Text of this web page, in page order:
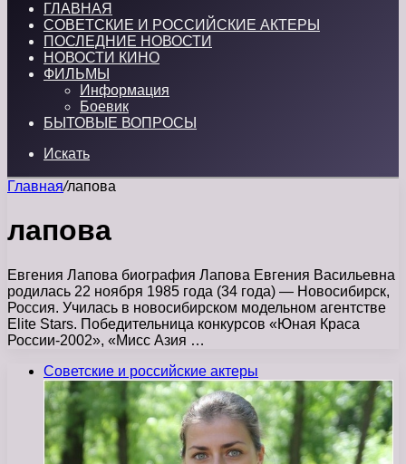
ГЛАВНАЯ
СОВЕТСКИЕ И РОССИЙСКИЕ АКТЕРЫ
ПОСЛЕДНИЕ НОВОСТИ
НОВОСТИ КИНО
ФИЛЬМЫ
Информация
Боевик
БЫТОВЫЕ ВОПРОСЫ
Искать
Главная/лапова
лапова
Евгения Лапова биография Лапова Евгения Васильевна
родилась 22 ноября 1985 года (34 года) — Новосибирск,
Россия. Училась в новосибирском модельном агентстве
Elite Stars. Победительница конкурсов «Юная Краса
России-2002», «Мисс Азия …
Советские и российские актеры